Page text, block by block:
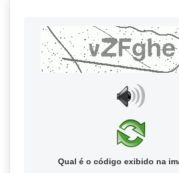
Qual é o código exibido na